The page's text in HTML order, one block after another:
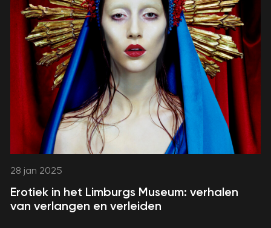
28 jan 2025
Erotiek in het Limburgs Museum: verhalen
van verlangen en verleiden